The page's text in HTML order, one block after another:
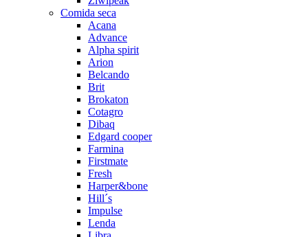
Comida seca
Acana
Advance
Alpha spirit
Arion
Belcando
Brit
Brokaton
Cotagro
Dibaq
Edgard cooper
Farmina
Firstmate
Fresh
Harper&bone
Hill´s
Impulse
Lenda